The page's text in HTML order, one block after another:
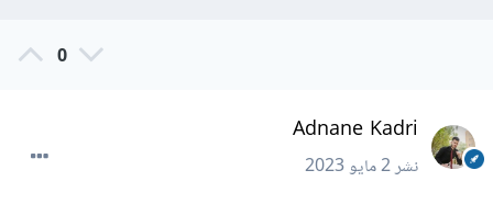
0
Adnane Kadri
نشر2 مايو 2023